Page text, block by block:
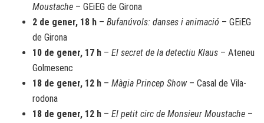
Moustache – GEiEG de Girona
2 de gener, 18 h – Bufanúvols: danses i animació – GEiEG
de Girona
10 de gener, 17 h – El secret de la detectiu Klaus – Ateneu
Golmesenc
18 de gener, 12 h – Màgia Princep Show– Casal de Vila-
rodona
18 de gener, 12 h – El petit circ de Monsieur Moustache –